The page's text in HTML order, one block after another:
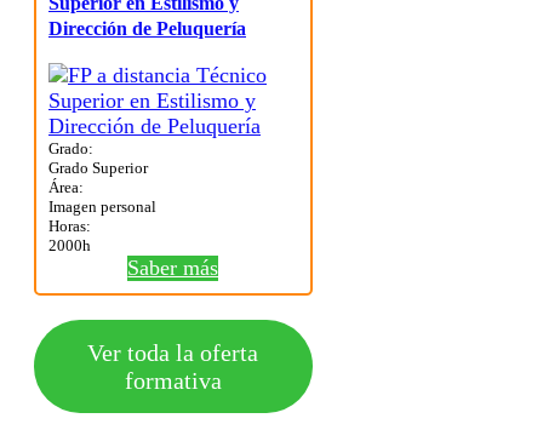
Dirección de Peluquería
Grado:
Grado Superior
Área:
Imagen personal
Horas:
2000h
Saber más
Ver toda la oferta
formativa